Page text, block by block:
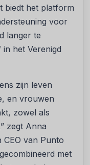
biedt het platform
voor
langer te
het Verenigd
zijn leven
en vrouwen
zowel als
zegt Anna
van Punto
met